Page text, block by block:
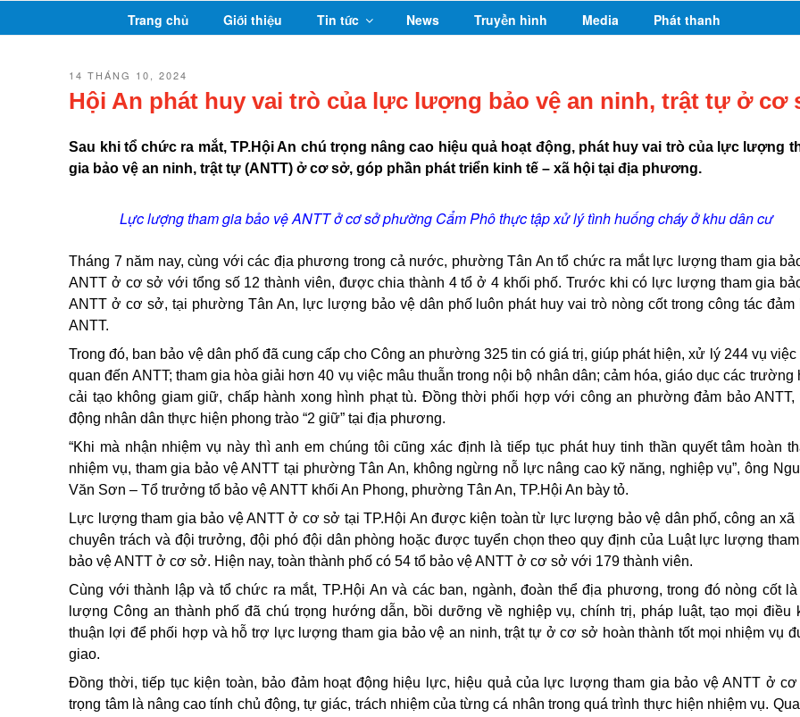
đến
Trang chủ Giới thiệu Tin tức News Truyền hình Media Phát thanh
ĐĂNG
TRONG
14 THÁNG 10, 2024
Hội An phát huy vai trò của lực lượng bảo vệ an ninh, trật tự ở cơ
Sau khi tổ chức ra mắt, TP.Hội An chú trọng nâng cao hiệu quả hoạt động, phát huy vai trò của lực lượng
gia bảo vệ an ninh, trật tự (ANTT) ở cơ sở, góp phần phát triển kinh tế – xã hội tại địa phương.
Lực lượng tham gia bảo vệ ANTT ở cơ sở phường Cẩm Phô thực tập xử lý tình huống cháy ở khu dân cư
Tháng 7 năm nay, cùng với các địa phương trong cả nước, phường Tân An tổ chức ra mắt lực lượng tham gia
ANTT ở cơ sở với tổng số 12 thành viên, được chia thành 4 tổ ở 4 khối phố. Trước khi có lực lượng tham gia
ANTT ở cơ sở, tại phường Tân An, lực lượng bảo vệ dân phố luôn phát huy vai trò nòng cốt trong công tác đảm
ANTT.
Trong đó, ban bảo vệ dân phố đã cung cấp cho Công an phường 325 tin có giá trị, giúp phát hiện, xử lý 244 vụ việc
quan đến ANTT; tham gia hòa giải hơn 40 vụ việc mâu thuẫn trong nội bộ nhân dân; cảm hóa, giáo dục các trường
cải tạo không giam giữ, chấp hành xong hình phạt tù. Đồng thời phối hợp với công an phường đảm bảo ANTT,
động nhân dân thực hiện phong trào “2 giữ” tại địa phương.
“Khi mà nhận nhiệm vụ này thì anh em chúng tôi cũng xác định là tiếp tục phát huy tinh thần quyết tâm hoàn
nhiệm vụ, tham gia bảo vệ ANTT tại phường Tân An, không ngừng nỗ lực nâng cao kỹ năng, nghiệp vụ”, ông
Văn Sơn – Tổ trưởng tổ bảo vệ ANTT khối An Phong, phường Tân An, TP.Hội An bày tỏ.
Lực lượng tham gia bảo vệ ANTT ở cơ sở tại TP.Hội An được kiện toàn từ lực lượng bảo vệ dân phố, công an xã
chuyên trách và đội trưởng, đội phó đội dân phòng hoặc được tuyển chọn theo quy định của Luật lực lượng
bảo vệ ANTT ở cơ sở. Hiện nay, toàn thành phố có 54 tổ bảo vệ ANTT ở cơ sở với 179 thành viên.
Cùng với thành lập và tổ chức ra mắt, TP.Hội An và các ban, ngành, đoàn thể địa phương, trong đó nòng cốt
lượng Công an thành phố đã chú trọng hướng dẫn, bồi dưỡng về nghiệp vụ, chính trị, pháp luật, tạo mọi điều
thuận lợi để phối hợp và hỗ trợ lực lượng tham gia bảo vệ an ninh, trật tự ở cơ sở hoàn thành tốt mọi nhiệm vụ
giao.
Đồng thời, tiếp tục kiện toàn, bảo đảm hoạt động hiệu lực, hiệu quả của lực lượng tham gia bảo vệ ANTT ở
trọng tâm là nâng cao tính chủ động, tự giác, trách nhiệm của từng cá nhân trong quá trình thực hiện nhiệm vụ.